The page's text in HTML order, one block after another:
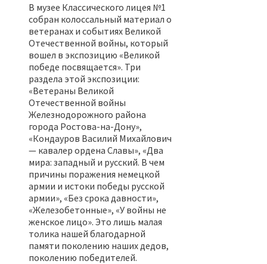
В музее Классического лицея №1
собран колоссальный материал о
ветеранах и событиях Великой
Отечественной войны, который
вошел в экспозицию «Великой
победе посвящается». Три
раздела этой экспозиции:
«Ветераны Великой
Отечественной войны
Железнодорожного района
города Ростова-на-Дону»,
«Кондауров Василий Михайлович
— кавалер ордена Славы», «Два
мира: западный и русский. В чем
причины поражения немецкой
армии и истоки победы русской
армии», «Без срока давности»,
«Железобетонные», «У войны не
женское лицо». Это лишь малая
толика нашей благодарной
памяти поколению наших дедов,
поколению победителей.